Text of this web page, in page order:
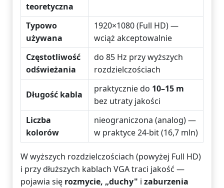
teoretyczna
Typowo
używana
1920×1080 (Full HD) —
wciąż akceptowalnie
Częstotliwość
odświeżania
do 85 Hz przy wyższych
rozdzielczościach
Długość kabla
praktycznie do 10–15 m
bez utraty jakości
Liczba
kolorów
nieograniczona (analog) —
w praktyce 24-bit (16,7 mln)
W wyższych rozdzielczościach (powyżej Full HD)
i przy dłuższych kablach VGA traci jakość —
pojawia się rozmycie, „duchy" i zaburzenia